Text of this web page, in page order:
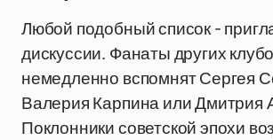
Любой подобный список -
дискуссии. Фанаты других
немедленно вспомнят Сергея
Валерия Карпина или Дмитрия
Поклонники советской эпохи